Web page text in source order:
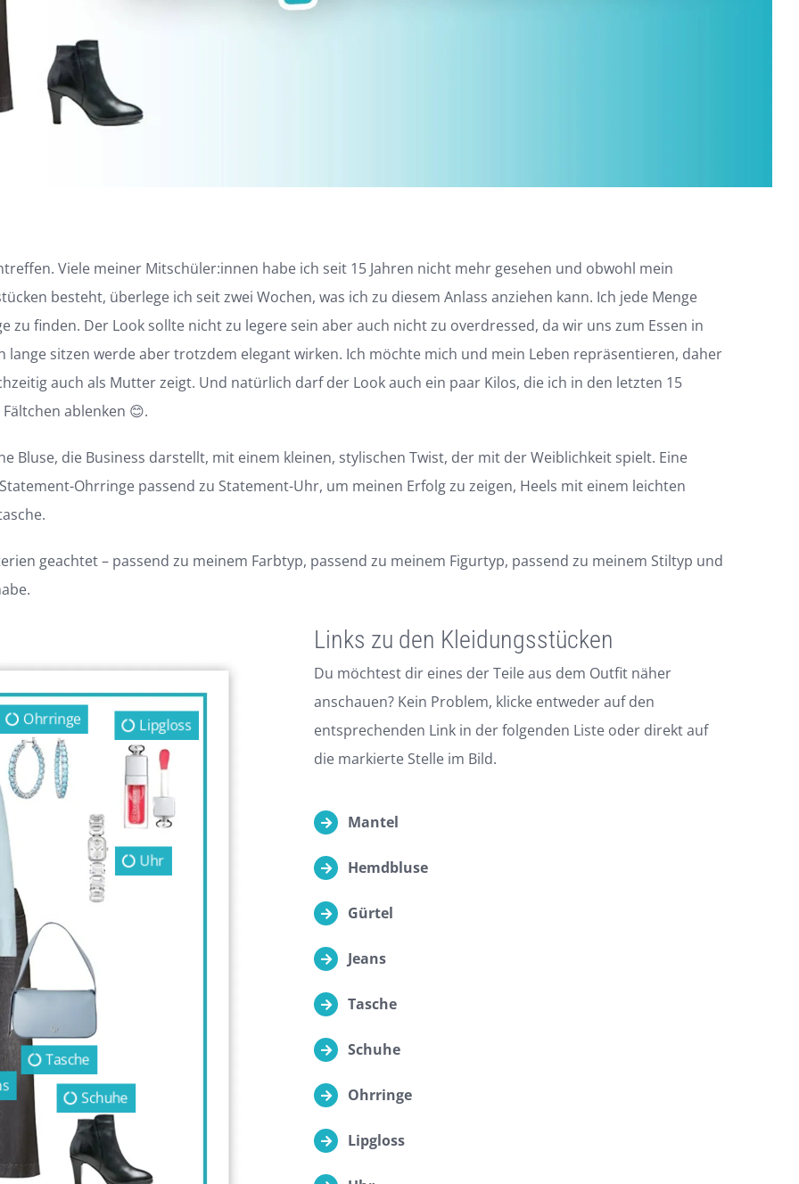
Viele meiner Mitschüler:innen habe ich seit 15 Jahren nicht mehr gesehen und obwohl mein
besteht, überlege ich seit zwei Wochen, was ich zu diesem Anlass anziehen kann. Ich jede Menge
finden. Der Look sollte nicht zu legere sein aber auch nicht zu overdressed, da wir uns zum Essen in
sitzen werde aber trotzdem elegant wirken. Ich möchte mich und mein Leben repräsentieren, daher
auch als Mutter zeigt. Und natürlich darf der Look auch ein paar Kilos, die ich in den letzten 15
ablenken 😊.
Bluse, die Business darstellt, mit einem kleinen, stylischen Twist, der mit der Weiblichkeit spielt. Eine
Ohrringe passend zu Statement-Uhr, um meinen Erfolg zu zeigen, Heels mit einem leichten
geachtet – passend zu meinem Farbtyp, passend zu meinem Figurtyp, passend zu meinem Stiltyp und
Schuhe
Tasche
Ohrringe
Uhr
Lipgloss
Links zu den Kleidungsstücken
Du möchtest dir eines der Teile aus dem Outfit näher
anschauen? Kein Problem, klicke entweder auf den
entsprechenden Link in der folgenden Liste oder direkt auf
die markierte Stelle im Bild.
Mantel
Hemdbluse
Gürtel
Jeans
Tasche
Schuhe
Ohrringe
Lipgloss